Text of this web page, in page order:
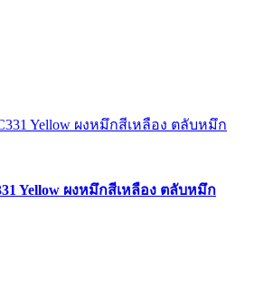
Yellow ผงหมึกสีเหลือง ตลับหมึก